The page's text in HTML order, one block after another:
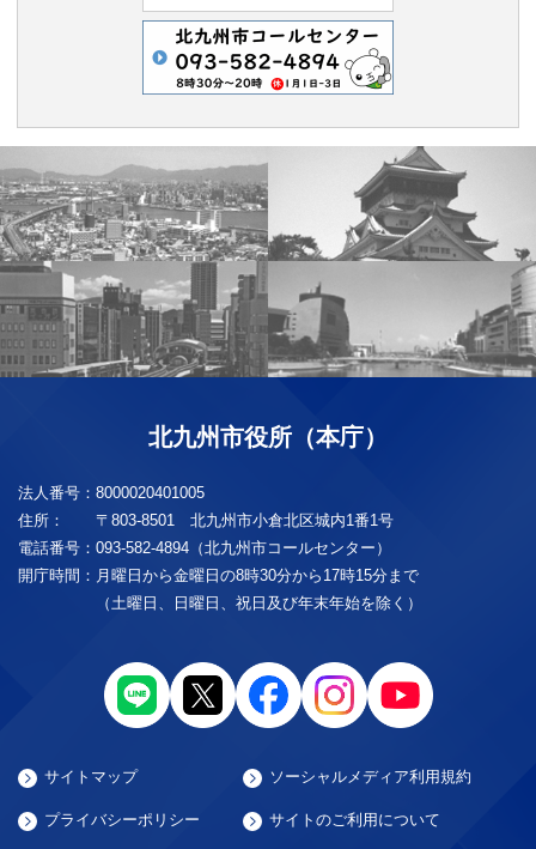
北九州市役所（本庁）
法人番号： 8000020401005
住所：
〒803-8501 北九州市小倉北区城内1番1号
電話番号： 093-582-4894（北九州市コールセンター）
開庁時間： 月曜日から金曜日の8時30分から17時15分まで
（土曜日、日曜日、祝日及び年末年始を除く）
サイトマップ ソーシャルメディア利用規約
プライバシーポリシー サイトのご利用について